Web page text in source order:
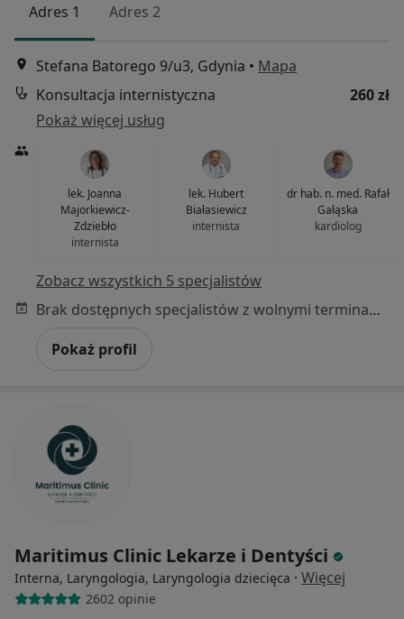
Adres 1 Adres 2
Stefana Batorego 9/u3, Gdynia • Mapa
Konsultacja internistyczna
260 zł
Pokaż więcej usług
lek. Joanna
Majorkiewicz-
Zdziebło
internista
lek. Hubert
Białasiewicz
internista
dr hab. n. med. Rafał
Gałąska
kardiolog
Zobacz wszystkich 5 specjalistów
Brak dostępnych specjalistów z wolnymi terminami w tym centrum medycznym.
Pokaż profil
Maritimus Clinic Lekarze i Dentyści
Interna, Laryngologia, Laryngologia dziecięca · Więcej
2602 opinie